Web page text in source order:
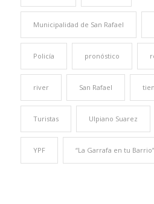
Municipalidad de San Rafael
Policía pronóstico
river San Rafael
Turistas Ulpiano Suarez
YPF “La Garrafa en tu Barrio”